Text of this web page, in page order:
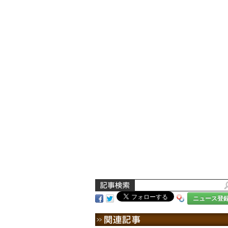
ニュース登